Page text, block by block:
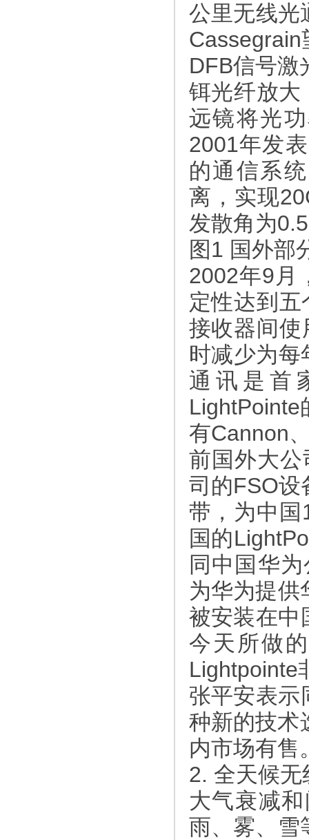
公里无线光
DFB信号激
铒光纤放大
远镜将光
2001年发
的通信系
离，实现
发散角为
图1 国外部
2002年9月
定性达到
接收器间
时减少为
通讯是首
LightPointe
有Cannon
前国外大
司的FSO设
带，为中
国的
同中国华
为华为提供
被安装在中
今天所做
Lightpointe
张平安表示
种新的技术
内市场有售
2. 全天候无
大气衰减
雨、雾、雪